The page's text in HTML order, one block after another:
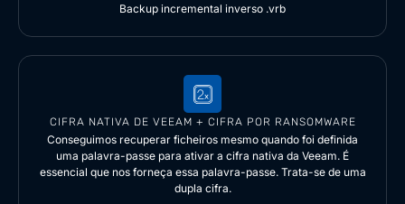
Backup incremental inverso .vrb
CIFRA NATIVA DE VEEAM + CIFRA POR RANSOMWARE
Conseguimos recuperar ficheiros mesmo quando foi definida
uma palavra-passe para ativar a cifra nativa da Veeam. É
essencial que nos forneça essa palavra-passe. Trata-se de uma
dupla cifra.